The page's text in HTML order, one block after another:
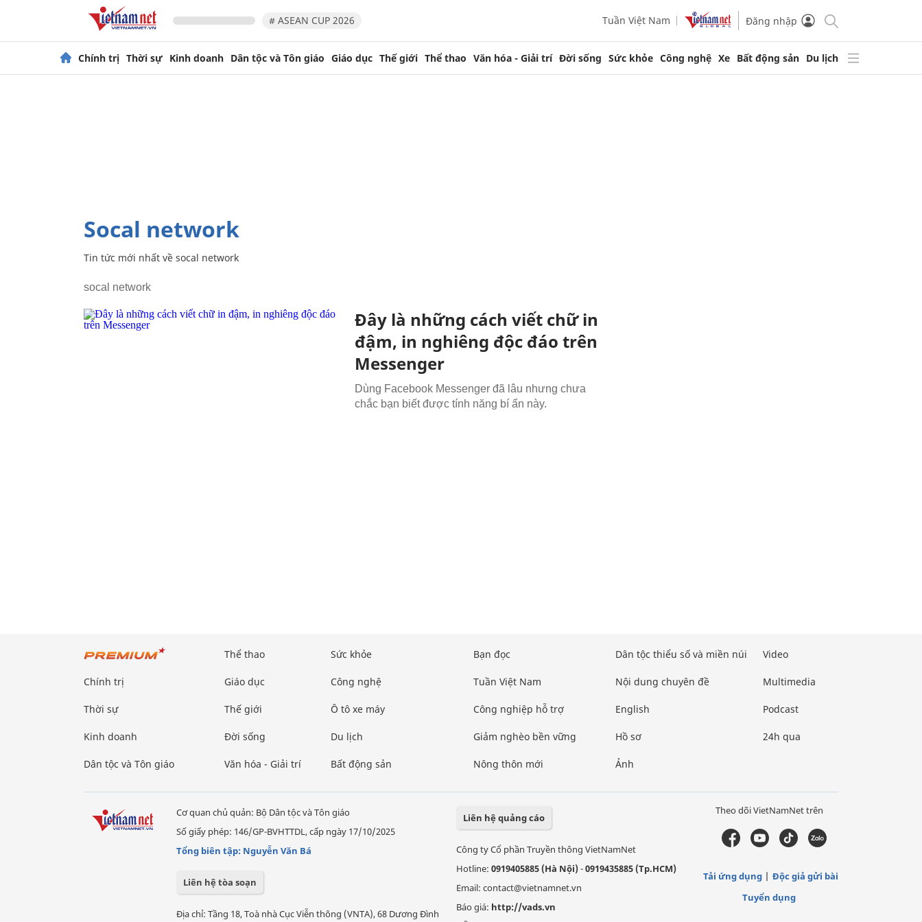
# ASEAN CUP 2026 Tuần Việt Nam Đăng nhập
Chính trị Thời sự Kinh doanh Dân tộc và Tôn giáo Giáo dục Thế giới Thể thao Văn hóa - Giải trí Đời sống Sức khỏe Công nghệ Xe Bất động sản Du lịch
socal network
Tin tức mới nhất về socal network
socal network
Đây là những cách viết chữ in
đậm, in nghiêng độc đáo trên
Messenger
Dùng Facebook Messenger đã lâu nhưng chưa
chắc bạn biết được tính năng bí ẩn này.
Chính trị
Thời sự
Kinh doanh
Dân tộc và Tôn giáo
Thể thao
Giáo dục
Thế giới
Đời sống
Văn hóa - Giải trí
Sức khỏe
Công nghệ
Ô tô xe máy
Du lịch
Bất động sản
Bạn đọc
Tuần Việt Nam
Công nghiệp hỗ trợ
Giảm nghèo bền vững
Nông thôn mới
Dân tộc thiểu số và miền núi
Nội dung chuyên đề
English
Hồ sơ
Ảnh
Video
Multimedia
Podcast
24h qua
Cơ quan chủ quản: Bộ Dân tộc và Tôn giáo
Số giấy phép: 146/GP-BVHTTDL, cấp ngày 17/10/2025
Tổng biên tập: Nguyễn Văn Bá
Liên hệ tòa soạn
Địa chỉ: Tầng 18, Toà nhà Cục Viễn thông (VNTA), 68 Dương Đình
Liên hệ quảng cáo
Công ty Cổ phần Truyền thông VietNamNet
Hotline: 0919405885 (Hà Nội)-0919435885 (Tp.HCM)
Email: contact@vietnamnet.vn
Báo giá: http://vads.vn
Theo dõi VietNamNet trên
Tải ứng dụng
Độc giả gửi bài
Tuyển dụng